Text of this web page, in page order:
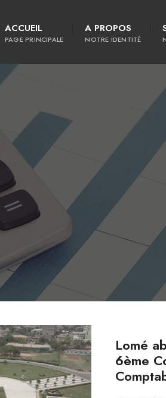
ACCUEIL
PAGE PRINCIPALE
A PROPOS
NOTRE IDENTITÉ
Lomé
6ème